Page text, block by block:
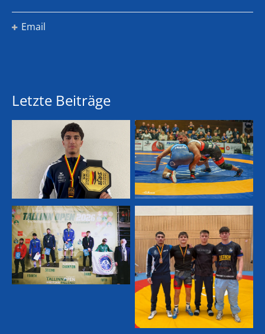
Email
Letzte Beiträge